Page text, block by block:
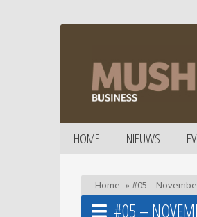
HOME NIEUWS
Home »#05 –
#05 –